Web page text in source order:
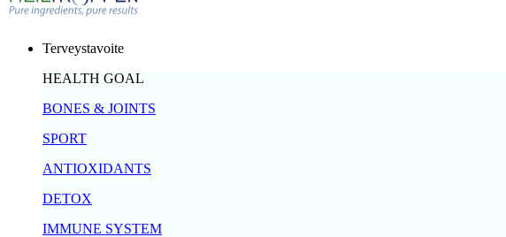
Terveystavoite
HEALTH GOAL
BONES & JOINTS
SPORT
ANTIOXIDANTS
DETOX
IMMUNE SYSTEM